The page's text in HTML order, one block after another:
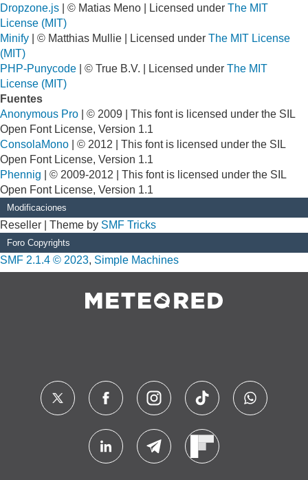
Dropzone.js | © Matias Meno | Licensed under The MIT
License (MIT)
Minify | © Matthias Mullie | Licensed under The MIT License
(MIT)
PHP-Punycode | © True B.V. | Licensed under The MIT
License (MIT)
Fuentes
Anonymous Pro | © 2009 | This font is licensed under the SIL
Open Font License, Version 1.1
ConsolaMono | © 2012 | This font is licensed under the SIL
Open Font License, Version 1.1
Phennig | © 2009-2012 | This font is licensed under the SIL
Open Font License, Version 1.1
Modificaciones
Reseller | Theme by SMF Tricks
Foro Copyrights
SMF 2.1.4 © 2023, Simple Machines